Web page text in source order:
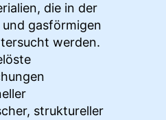
die in der
gasförmigen
werden.
struktureller